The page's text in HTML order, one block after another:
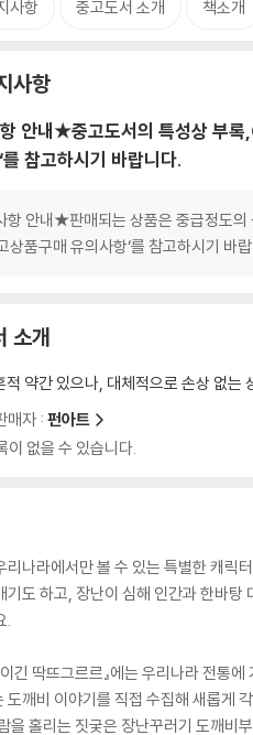
사항 중고도서 소개 책소개
사항
안내★중고도서의 특성상 부록
를 참고하시기 바랍니다.
안내★판매되는 상품은 중급정도의
상품구매 유의사항‘를 참고하시기 바
소개
적 약간 있으나, 대체적으로 손상 없는
매자 : 펀아트
이 없을 수 있습니다.
리나라에서만 볼 수 있는 특별한 캐릭
기도 하고, 장난이 심해 인간과 한바탕
.
이긴 딱뜨그르르』에는 우리나라 전통
도깨비 이야기를 직접 수집해 새롭게
을 홀리는 짓궂은 장난꾸러기 도깨비